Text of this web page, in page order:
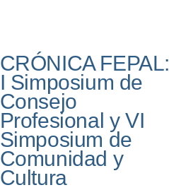
CRÓNICA FEPAL:
I Simposium de
Consejo
Profesional y VI
Simposium de
Comunidad y
Cultura